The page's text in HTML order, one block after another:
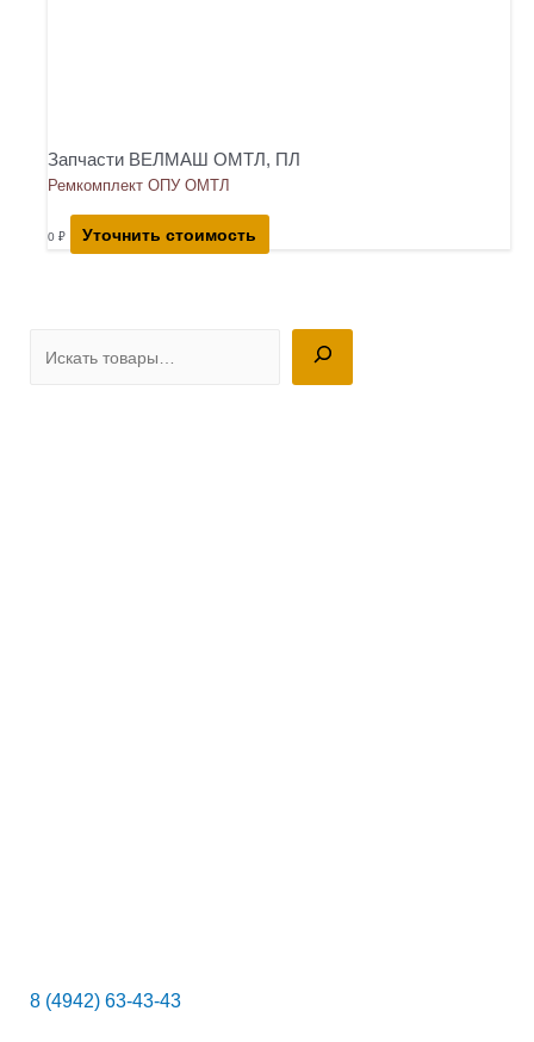
8 (4942) 63-43-43
Запчасти ВЕЛМАШ ОМТЛ, ПЛ
Ремкомплект ОПУ ОМТЛ
0 ₽ Уточнить стоимость